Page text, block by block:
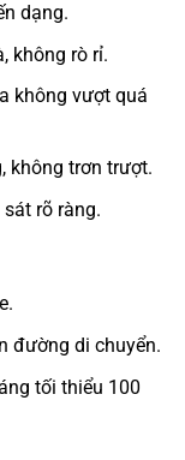
dạng.
không rò rỉ.
không vượt quá
không trơn trượt.
rõ ràng.
đường di chuyển.
tối thiểu 100